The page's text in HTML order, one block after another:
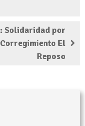
Solidaridad por
El
Reposo